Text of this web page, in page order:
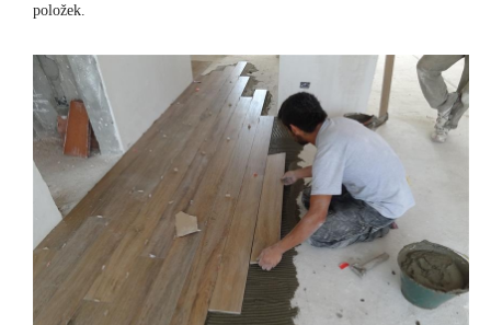
položek.